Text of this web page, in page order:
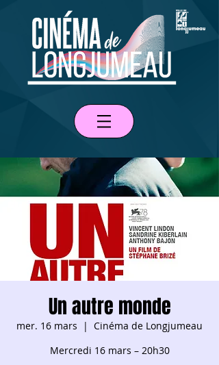
Un autre monde
mer. 16 mars
  |
Cinéma de Longjumeau
Mercredi 16 mars – 20h30